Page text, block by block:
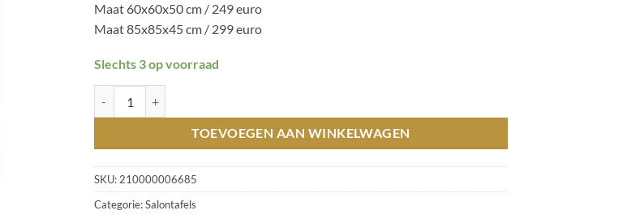
Maat 60x60x50 cm / 249 euro
Maat 85x85x45 cm / 299 euro
Slechts 3 op voorraad
TOEVOEGEN AAN WINKELWAGEN
SKU: 210000006685
Categorie:Salontafels